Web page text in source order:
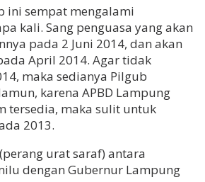
ini sempat mengalami
kali. Sang penguasa yang akan
pada 2 Juni 2014, dan akan
April 2014. Agar tidak
maka sedianya Pilgub
karena APBD Lampung
tersedia, maka sulit untuk
2013.
urat saraf) antara
dengan Gubernur Lampung